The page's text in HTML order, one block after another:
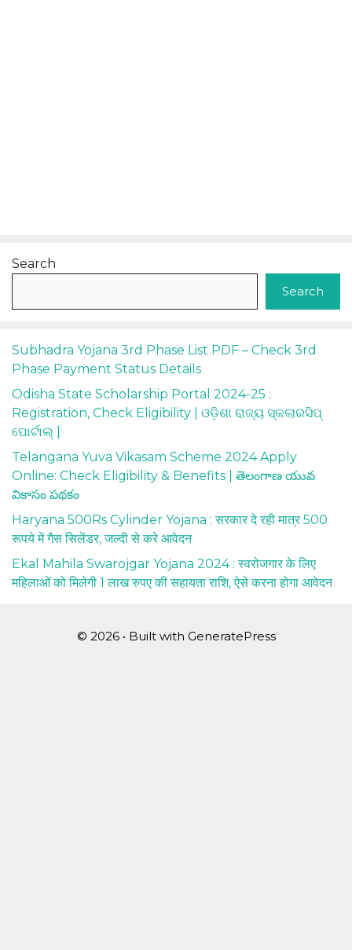
Search
Search
Subhadra Yojana 3rd Phase List PDF – Check 3rd
Phase Payment Status Details
Odisha State Scholarship Portal 2024-25 :
Registration, Check Eligibility | ଓଡ଼ିଶା ରାଜ୍ୟ ସ୍କଲାରସିପ୍
ପୋର୍ଟାଲ୍ |
Telangana Yuva Vikasam Scheme 2024 Apply
Online: Check Eligibility & Benefits | తెలంగాణ యువ
వికాసం పథకం
Haryana 500Rs Cylinder Yojana : सरकार दे रही मात्र 500
रूपये में गैस सिलेंडर, जल्दी से करे आवेदन
Ekal Mahila Swarojgar Yojana 2024 : स्वरोजगार के लिए
महिलाओं को मिलेगी 1 लाख रुपए की सहायता राशि, ऐसे करना होगा आवेदन
© 2026 • Built with GeneratePress